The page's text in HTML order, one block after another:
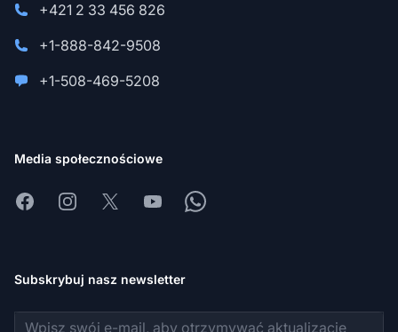
+421 2 33 456 826
+1-888-842-9508
+1-508-469-5208
Media społecznościowe
FacebookInstagram
X YoutubeWhatsapp
Subskrybuj nasz newsletter
Adres e-mail